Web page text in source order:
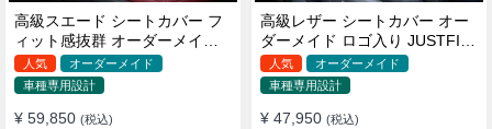
高級スエード シートカバー フ
ィット感抜群 オーダーメイド
耐久性 オシャレ 全席セット
人気
オーダーメイド
車種専用設計
¥ 59,850 (税込)
高級レザー シートカバー オー
ダーメイド ロゴ入り JUSTFIT
保証 耐摩耗性 全席セット
人気
オーダーメイド
車種専用設計
¥ 47,950 (税込)